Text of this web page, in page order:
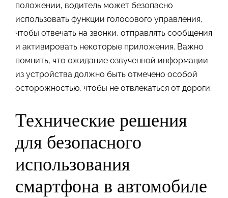
положении, водитель может безопасно
использовать функции голосового управления,
чтобы отвечать на звонки, отправлять сообщения
и активировать некоторые приложения. Важно
помнить, что ожидание озвученной информации
из устройства должно быть отмечено особой
осторожностью, чтобы не отвлекаться от дороги.
Технические решения
для безопасного
использования
смартфона в автомобиле